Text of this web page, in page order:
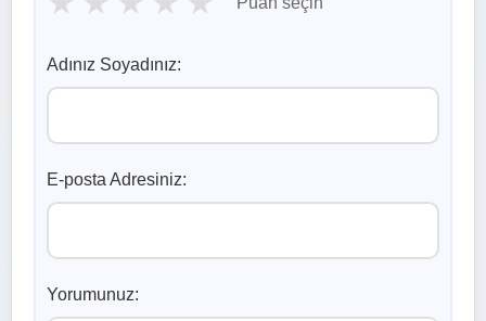
Adınız Soyadınız:
E-posta Adresiniz:
Yorumunuz: